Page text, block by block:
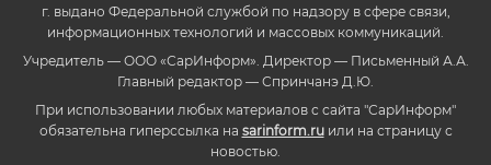
г. выдано Федеральной службой по надзору в сфере связи,
информационных технологий и массовых коммуникаций.
Учредитель — ООО «СарИнформ». Директор — Письменный А.А.
Главный редактор — Спринчанэ Д.Ю.
При использовании любых материалов с сайта "СарИнформ"
обязательна гиперссылка на sarinform.ruили на страницу с
новостью.